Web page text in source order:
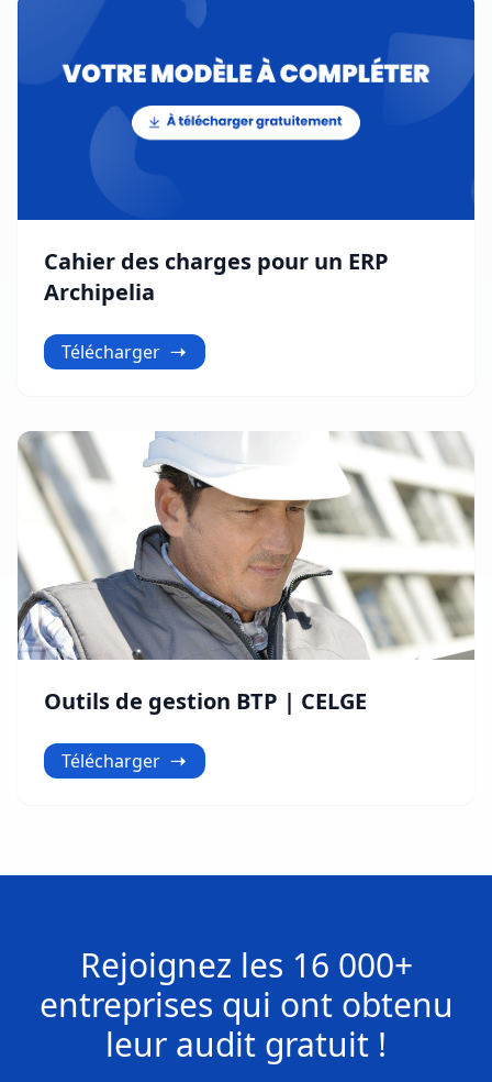
Cahier des charges pour un ERP
Archipelia
Télécharger
Outils de gestion BTP | CELGE
Télécharger
Rejoignez les 16 000+
entreprises qui ont obtenu
leur audit gratuit !